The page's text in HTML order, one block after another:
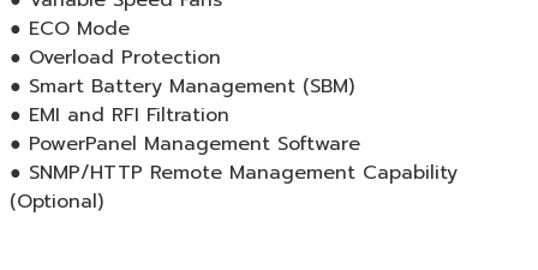
● ECO Mode
● Overload Protection
● Smart Battery Management (SBM)
● EMI and RFI Filtration
● PowerPanel Management Software
● SNMP/HTTP Remote Management Capability
(Optional)